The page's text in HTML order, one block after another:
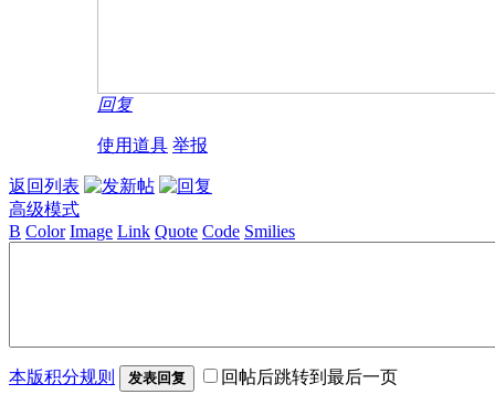
回复
使用道具 举报
返回列表
高级模式
B Color Image Link Quote Code Smilies
本版积分规则 发表回复 回帖后跳转到最后一页